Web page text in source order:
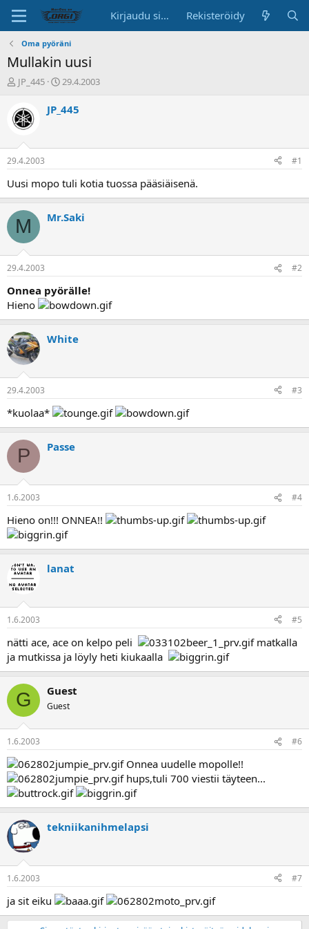
Kirjaudu sisään Rekisteröidy
Oma pyöräni
Mullakin uusi
K
s
k
u
s
e
l
a
l
o
i
t
t
a
j
a
JP_445
A
o
p
ä
ä
29.4.2003
JP_445
29.4.2003 #1
Uusi mopo tuli kotia tuossa pääsiäisenä.
M Mr.Saki
29.4.2003 #2
Onnea pyörälle!
Hieno
White
29.4.2003 #3
*kuolaa*
P Passe
1.6.2003 #4
Hieno on!!! ONNEA!!
lanat
1.6.2003 #5
nätti ace, ace on kelpo peli
matkalla
ja mutkissa ja löyly heti kiukaalla
G Guest
Guest
1.6.2003 #6
Onnea uudelle mopolle!!
hups,tuli 700 viestii täyteen...
tekniikanihmelapsi
1.6.2003 #7
ja sit eiku